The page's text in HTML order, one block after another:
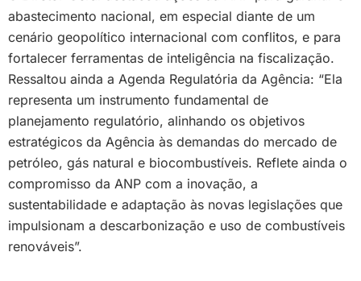
abastecimento nacional, em especial diante de um
cenário geopolítico internacional com conflitos, e para
fortalecer ferramentas de inteligência na fiscalização.
Ressaltou ainda a Agenda Regulatória da Agência: “Ela
representa um instrumento fundamental de
planejamento regulatório, alinhando os objetivos
estratégicos da Agência às demandas do mercado de
petróleo, gás natural e biocombustíveis. Reflete ainda o
compromisso da ANP com a inovação, a
sustentabilidade e adaptação às novas legislações que
impulsionam a descarbonização e uso de combustíveis
renováveis”.